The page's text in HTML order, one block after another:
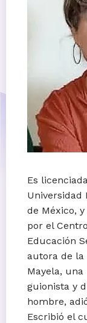
Es
Universidad
de México,
por el
Educación
autora de la
Mayela, una
guionista y
hombre,
Escribió el